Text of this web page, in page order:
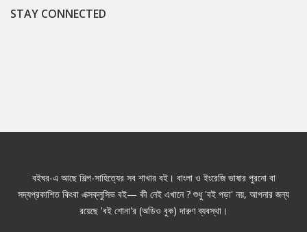
STAY CONNECTED
বইঘর-এ আছে শিল্প-সাহিত্যের সব শাখার বই। বাংলা ও ইংরেজি ভাষার পুরনো বা
সদ্যপ্রকাশিত কিংবা এক্সক্লুসিভ বই— কী নেই এখানে ? শুধু 'বই পড়া' নয়, আপনার জন্য
রয়েছে 'বই শোনা'র (অডিও বুক) দারুণ ব্যবস্থা।